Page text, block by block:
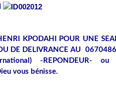
KPODAHI POUR UNE
DE DELIVRANCE AU
-REPONDEUR-
vous bénisse.